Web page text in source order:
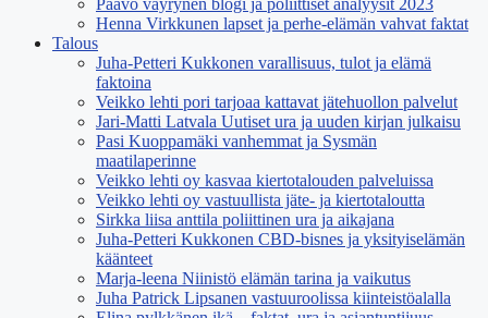
Paavo väyrynen blogi ja poliittiset analyysit 2023
Henna Virkkunen lapset ja perhe-elämän vahvat faktat
Talous
Juha-Petteri Kukkonen varallisuus, tulot ja elämä
faktoina
Veikko lehti pori tarjoaa kattavat jätehuollon palvelut
Jari-Matti Latvala Uutiset ura ja uuden kirjan julkaisu
Pasi Kuoppamäki vanhemmat ja Sysmän
maatilaperinne
Veikko lehti oy kasvaa kiertotalouden palveluissa
Veikko lehti oy vastuullista jäte- ja kiertotaloutta
Sirkka liisa anttila poliittinen ura ja aikajana
Juha-Petteri Kukkonen CBD-bisnes ja yksityiselämän
käänteet
Marja-leena Niinistö elämän tarina ja vaikutus
Juha Patrick Lipsanen vastuuroolissa kiinteistöalalla